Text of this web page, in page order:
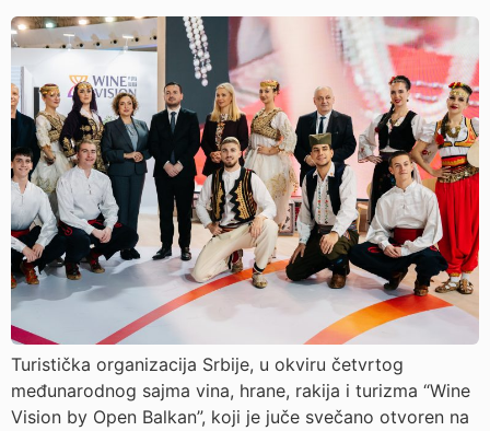
Turistička organizacija Srbije, u okviru četvrtog
međunarodnog sajma vina, hrane, rakija i turizma “Wine
Vision by Open Balkan”, koji je juče svečano otvoren na